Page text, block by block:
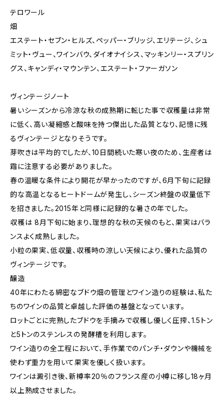
テロワール
畑
エステート・セブン・ヒルズ、ペッパー・ブリッジ、エリテージ、シュ
ミット・ヴュー、ワインバウ、ダイオナイシス、マッキンリー・スプリン
グス、キャンディ・マウンテン、エステート・ファーガソン
ヴィンテージノート
暑いシーズンから冷涼な秋の成熟期に転じた事で収穫量は非常
に低く、高い凝縮感と酸味を持つ傑出した品質となり、記憶に残
るヴィンテージとなりそうです。
芽吹きは平均的でしたが、10日間続いた寒い夜のため、生産者は
霜に注意する必要がありました。
春の温暖な条件により開花が早かったのですが、6月下旬に記録
的な高温となるヒートドームが発生し、シーズン終盤の収量低下
を招きました。2015年と同様に記録的な暑さの年でした。
収穫は 8月下旬に始まり、理想的な秋の天候のもと、果実はバラ
ンスよく成熟しました。
小粒の果実、低収量、収穫時の涼しい天候により、優れた品質の
ヴィンテージです。
醸造
40年にわたる綿密なブドウ畑の管理とワイン造りの経験は、私た
ちのワインの品質と卓越した評価の基盤となっています。
ロットごとに完熟したブドウを手摘みで収穫し優しく圧搾、1.5トン
と5トンのステンレスの発酵槽を利用します。
ワイン造りの全工程において、手作業でのパンチ・ダウンや機械を
使わず重力を用いて果実を優しく扱います。
ワインは澱引き後、新樽率20％のフランス産の小樽に移し18ヶ月
以上熟成させました。